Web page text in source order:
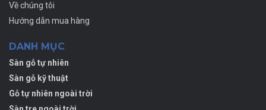
Về chúng tôi
Hướng dẫn mua hàng
DANH MỤC
Sàn gỗ tự nhiên
Sàn gỗ kỹ thuật
Gỗ tự nhiên ngoài trời